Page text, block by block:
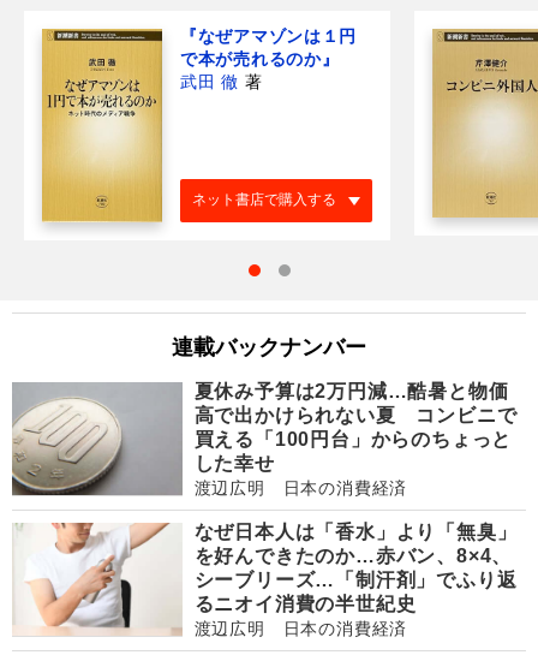
『なぜアマゾンは１円
で本が売れるのか』
武田 徹 著
ネット書店で購入する
連載バックナンバー
夏休み予算は2万円減…酷暑と物価
高で出かけられない夏 コンビニで
買える「100円台」からのちょっと
した幸せ
渡辺広明 日本の消費経済
なぜ日本人は「香水」より「無臭」
を好んできたのか…赤バン、8×4、
シーブリーズ…「制汗剤」でふり返
るニオイ消費の半世紀史
渡辺広明 日本の消費経済